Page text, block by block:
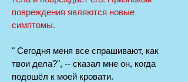
повреждения являются новые
симптомы.
" Сегодня меня все спрашивают, как
твои дела?", -- сказал мне он, когда
подошёл к моей кровати.